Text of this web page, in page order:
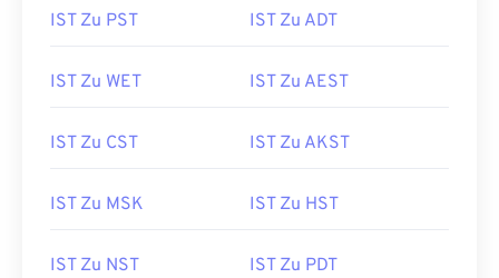
IST Zu PST IST Zu ADT
IST Zu WET IST Zu AEST
IST Zu CST IST Zu AKST
IST Zu MSK IST Zu HST
IST Zu NST IST Zu PDT